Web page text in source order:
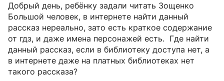
Добрый день, ребёнку задали читать Зощенко
Большой человек, в интернете найти данный
рассказ нереально, зато есть краткое содержание
от гдз, и даже имена персонажей есть. Где найти
данный рассказ, если в библиотеку доступа нет, а
в интернете даже на платных библиотеках нет
такого рассказа?